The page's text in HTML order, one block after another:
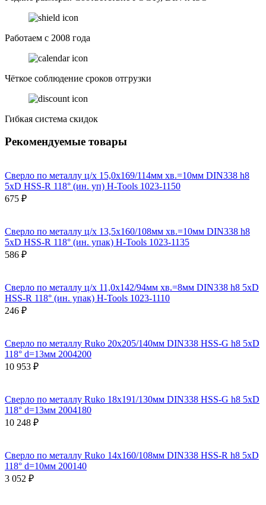
Работаем с 2008 года
Чёткое соблюдение сроков отгрузки
Гибкая система скидок
Рекомендуемые товары
Сверло по металлу ц/х 15,0x169/114мм хв.=10мм DIN338 h8
5xD HSS-R 118° (ин. уп) H-Tools 1023-1150
675 ₽
Сверло по металлу ц/х 13,5x160/108мм хв.=10мм DIN338 h8
5xD HSS-R 118° (ин. упак) H-Tools 1023-1135
586 ₽
Сверло по металлу ц/х 11,0x142/94мм хв.=8мм DIN338 h8 5xD
HSS-R 118° (ин. упак) H-Tools 1023-1110
246 ₽
Сверло по металлу Ruko 20x205/140мм DIN338 HSS-G h8 5xD
118° d=13мм 2004200
10 953 ₽
Сверло по металлу Ruko 18x191/130мм DIN338 HSS-G h8 5xD
118° d=13мм 2004180
10 248 ₽
Сверло по металлу Ruko 14x160/108мм DIN338 HSS-R h8 5xD
118° d=10мм 200140
3 052 ₽